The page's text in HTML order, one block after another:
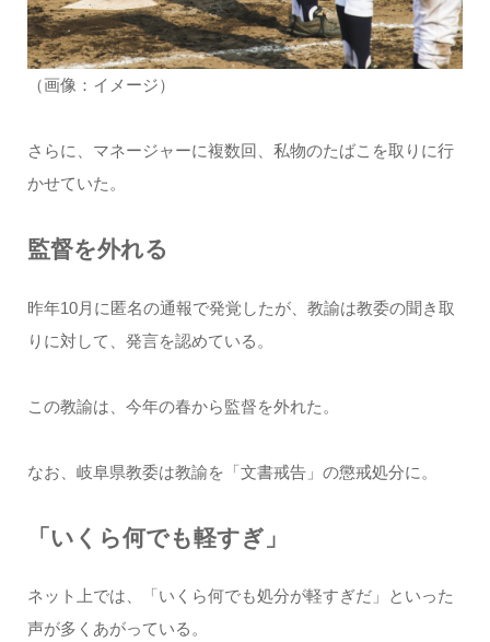
（画像：イメージ）
さらに、マネージャーに複数回、私物のたばこを取りに行
かせていた。
監督を外れる
昨年10月に匿名の通報で発覚したが、教諭は教委の聞き取
りに対して、発言を認めている。
この教諭は、今年の春から監督を外れた。
なお、岐阜県教委は教諭を「文書戒告」の懲戒処分に。
「いくら何でも軽すぎ」
ネット上では、「いくら何でも処分が軽すぎだ」といった
声が多くあがっている。